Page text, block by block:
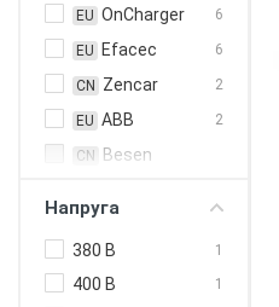
EU OnCharger 6
EU Efacec 6
CN Zencar 2
EU ABB 2
CN Besen
CN Feyree
HiSmart
Напруга
380 В 1
400 В 1